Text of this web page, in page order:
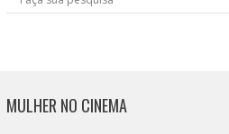
MULHER NO CINEMA